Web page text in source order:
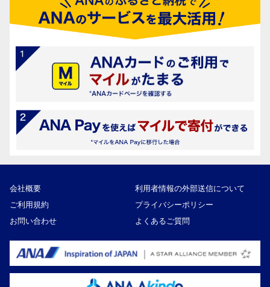
会社概要
利用者情報の外部送信について
ご利用規約
プライバシーポリシー
お問い合わせ
よくあるご質問